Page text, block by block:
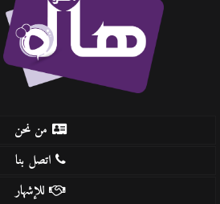
من نحن
اتصل بنا
للإشهار